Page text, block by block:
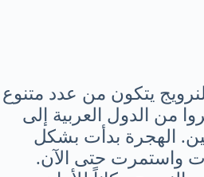
يتكون من عدد متنوع
من الدول العربية إلى
الهجرة بدأت بشكل
واستمرت حتى الآن.